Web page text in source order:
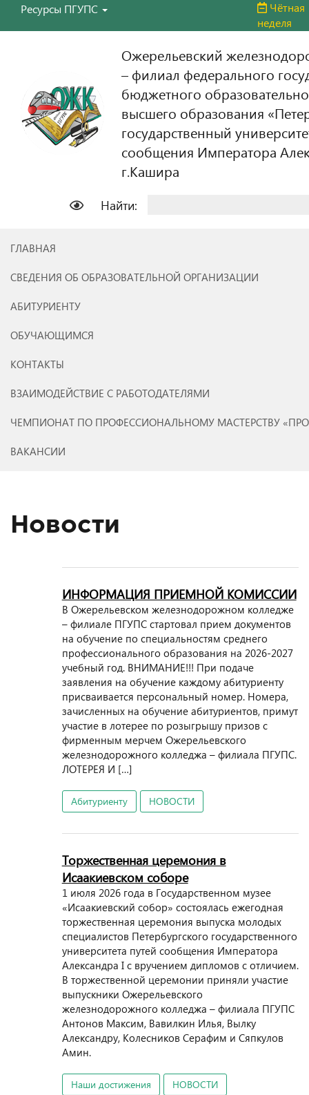
Ресурсы ПГУПС
Чётная
неделя
Ожерельевский
– филиал федерального
бюджетного
высшего образования
государственный
сообщения Императора
г.Кашира
Найти:
ГЛАВНАЯ
СВЕДЕНИЯ ОБ ОБРАЗОВАТЕЛЬНОЙ ОРГАНИЗАЦИИ
АБИТУРИЕНТУ
ОБУЧАЮЩИМСЯ
КОНТАКТЫ
ВЗАИМОДЕЙСТВИЕ С РАБОТОДАТЕЛЯМИ
ЧЕМПИОНАТ ПО ПРОФЕССИОНАЛЬНОМУ МАСТЕРСТВУ
ВАКАНСИИ
Новости
ИНФОРМАЦИЯ ПРИЕМНОЙ КОМИССИИ
В Ожерельевском железнодорожном колледже
– филиале ПГУПС стартовал прием документов
на обучение по специальностям среднего
профессионального образования на 2026-2027
учебный год. ВНИМАНИЕ!!! При подаче
заявления на обучение каждому абитуриенту
присваивается персональный номер. Номера,
зачисленных на обучение абитуриентов, примут
участие в лотерее по розыгрышу призов с
фирменным мерчем Ожерельевского
железнодорожного колледжа – филиала ПГУПС.
ЛОТЕРЕЯ И […]
Абитуриенту НОВОСТИ
Торжественная церемония в
Исаакиевском соборе
1 июля 2026 года в Государственном музее
«Исаакиевский собор» состоялась ежегодная
торжественная церемония выпуска молодых
специалистов Петербургского государственного
университета путей сообщения Императора
Александра I с вручением дипломов с отличием.
В торжественной церемонии приняли участие
выпускники Ожерельевского
железнодорожного колледжа – филиала ПГУПС
Антонов Максим, Вавилкин Илья, Вылку
Александру, Колесников Серафим и Сяпкулов
Амин.
Наши достижения НОВОСТИ